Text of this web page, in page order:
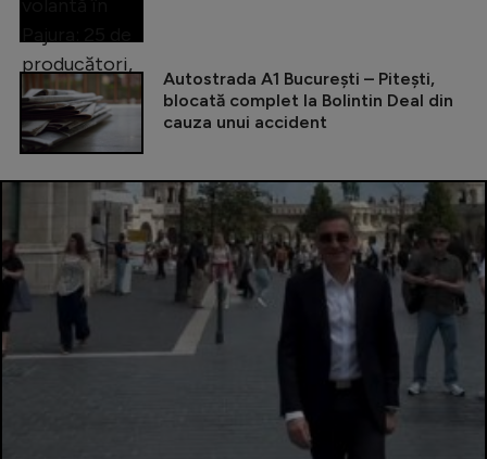
Autostrada A1 București – Pitești,
blocată complet la Bolintin Deal din
cauza unui accident